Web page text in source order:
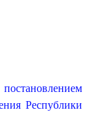
Республики